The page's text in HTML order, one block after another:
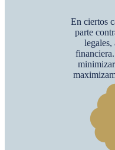
En ciertos
parte
legales,